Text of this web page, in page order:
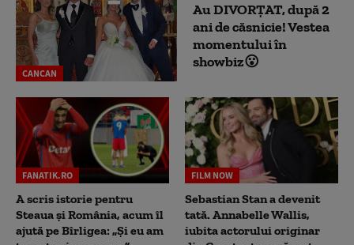
CANCAN
Au DIVORȚAT, după 2
ani de căsnicie! Vestea
momentului în
showbiz😮
FANATIK.RO
A scris istorie pentru
Steaua și România, acum îl
ajută pe Bîrligea: „Și eu am
FILM NOW
Sebastian Stan a devenit
tată. Annabelle Wallis,
iubita actorului originar